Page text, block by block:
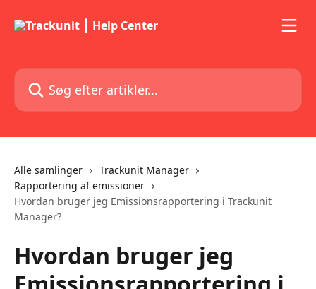
Søg efter artikler...
Alle samlinger
Trackunit Manager
Rapportering af emissioner
Hvordan bruger jeg Emissionsrapportering i Trackunit
Manager?
Hvordan bruger jeg